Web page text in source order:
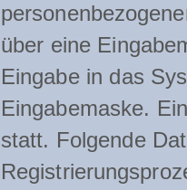
über eine
Eingabe in das
Eingabemaske.
statt. Folgende